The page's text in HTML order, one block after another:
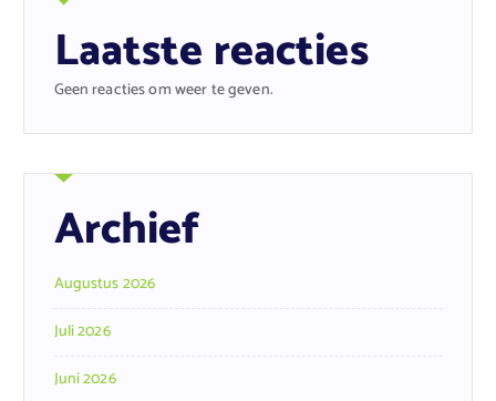
Laatste reacties
Geen reacties om weer te geven.
Archief
Augustus 2026
Juli 2026
Juni 2026